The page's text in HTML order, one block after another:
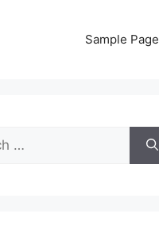
Sample Page